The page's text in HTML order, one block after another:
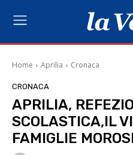
Home Aprilia Cronaca
CRONACA
APRILIA,
SCOLASTICA,IL
FAMIGLIE